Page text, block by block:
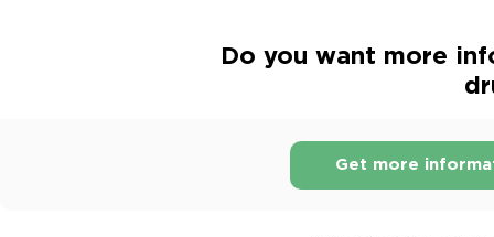
Do you want more
Get more